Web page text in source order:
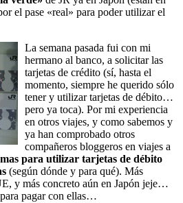
el pase «real» para poder utilizar el
La semana pasada fui con mi
hermano al banco, a solicitar las
tarjetas de crédito (sí, hasta el
momento, siempre he querido sólo
tener y utilizar tarjetas de débito…
pero ya toca). Por mi experiencia
en otros viajes, y como sabemos y
ya han comprobado otros
compañeros bloggeros en viajes a
para utilizar tarjetas de débito
(según dónde y para qué). Más
y más concreto aún en Japón jeje…
para pagar con ellas…